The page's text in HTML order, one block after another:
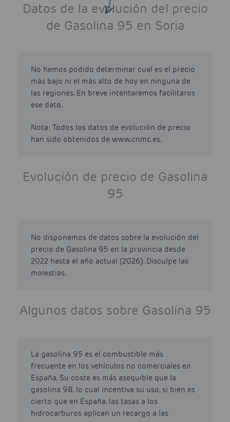
Datos de la evolución del precio
de Gasolina 95 en Soria
No hemos podido determinar cual es el precio
más bajo ni el más alto de hoy en ninguna de
las regiones. En breve intentaremos facilitaros
ese dato.
Nota: Todos los datos de evolución de precio
han sido obtenidos de www.cnmc.es.
Evolución de precio de Gasolina
95
No disponemos de datos sobre la evolución del
precio de Gasolina 95 en la provincia desde
2022 hasta el año actual (2026). Disculpe las
molestias.
Algunos datos sobre Gasolina 95
La gasolina 95 es el combustible más
frecuente en los vehículos no comerciales en
España. Su coste es más asequible que la
gasolina 98, lo cual incentiva su uso, si bien es
cierto que en España, las tasas a los
hidrocarburos aplican un recargo a las